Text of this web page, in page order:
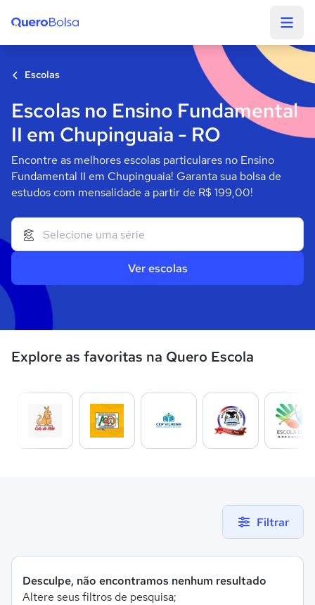
Escolas
Escolas no Ensino Fundamental
II em Chupinguaia - RO
Encontre as melhores escolas particulares no Ensino
Fundamental II em Chupinguaia! Garanta sua bolsa de
estudos com mensalidade a partir de R$ 199,00!
Ver escolas
Explore as favoritas na Quero Escola
Filtrar
Desculpe, não encontramos nenhum resultado
Altere seus filtros de pesquisa;